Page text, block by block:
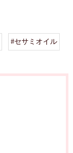
#セサミオイル